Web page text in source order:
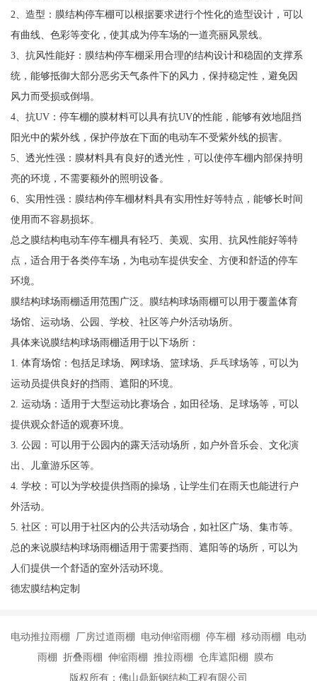
2、造型：膜结构停车棚可以根据要求进行个性化的造型设计，可以
有曲线、色彩等变化，使其成为停车场的一道亮丽风景线。
3、抗风性能好：膜结构停车棚采用合理的结构设计和稳固的支撑系
统，能够抵御大部分恶劣天气条件下的风力，保持稳定性，避免因
风力而受损或倒塌。
4、抗UV：停车棚的膜材料可以具有抗UV的性能，能够有效地阻挡
阳光中的紫外线，保护停放在下面的电动车不受紫外线的损害。
5、透光性强：膜材料具有良好的透光性，可以使停车棚内部保持明
亮的环境，不需要额外的照明设备。
6、实用性强：膜结构停车棚材料具有实用性好等特点，能够长时间
使用而不容易损坏。
总之膜结构电动车停车棚具有轻巧、美观、实用、抗风性能好等特
点，适合用于各类停车场，为电动车提供安全、方便和舒适的停车
环境。
膜结构球场雨棚适用范围广泛。膜结构球场雨棚可以用于覆盖体育
场馆、运动场、公园、学校、社区等户外活动场所。
具体来说膜结构球场雨棚适用于以下场所：
1. 体育场馆：包括足球场、网球场、篮球场、乒乓球场等，可以为
运动员提供良好的挡雨、遮阳的环境。
2. 运动场：适用于大型运动比赛场合，如田径场、足球场等，可以
提供观众舒适的观赛环境。
3. 公园：可以用于公园内的露天活动场所，如户外音乐会、文化演
出、儿童游乐区等。
4. 学校：可以为学校提供挡雨的操场，让学生们在雨天也能进行户
外活动。
5. 社区：可以用于社区内的公共活动场合，如社区广场、集市等。
总的来说膜结构球场雨棚适用于需要挡雨、遮阳等的场所，可以为
人们提供一个舒适的室外活动环境。
德宏膜结构定制
电动推拉雨棚 厂房过道雨棚 电动伸缩雨棚 停车棚 移动雨棚 电动
雨棚 折叠雨棚 伸缩雨棚 推拉雨棚 仓库遮阳棚 膜布
版权所有：佛山鼎新钢结构工程有限公司